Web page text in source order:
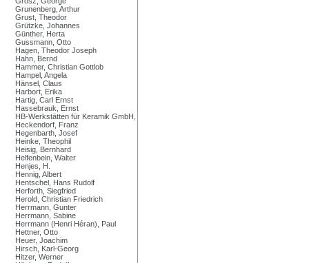
Grunenberg, Arthur
Grust, Theodor
Grützke, Johannes
Günther, Herta
Gussmann, Otto
Hagen, Theodor Joseph
Hahn, Bernd
Hammer, Christian Gottlob
Hampel, Angela
Hänsel, Claus
Harbort, Erika
Hartig, Carl Ernst
Hassebrauk, Ernst
HB-Werkstätten für Keramik GmbH,
Heckendorf, Franz
Hegenbarth, Josef
Heinke, Theophil
Heisig, Bernhard
Helfenbein, Walter
Henjes, H.
Hennig, Albert
Hentschel, Hans Rudolf
Herforth, Siegfried
Herold, Christian Friedrich
Herrmann, Gunter
Herrmann, Sabine
Herrmann (Henri Héran), Paul
Hettner, Otto
Heuer, Joachim
Hirsch, Karl-Georg
Hitzer, Werner